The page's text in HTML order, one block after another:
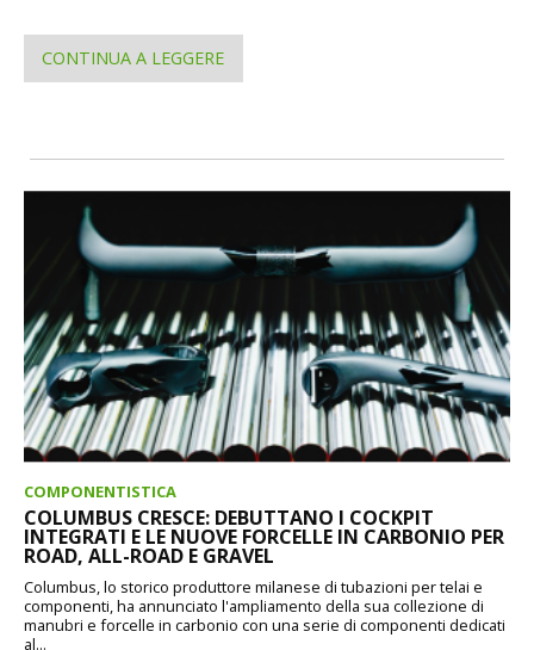
CONTINUA A LEGGERE
COMPONENTISTICA
COLUMBUS CRESCE: DEBUTTANO I COCKPIT
INTEGRATI E LE NUOVE FORCELLE IN CARBONIO PER
ROAD, ALL-ROAD E GRAVEL
Columbus, lo storico produttore milanese di tubazioni per telai e
componenti, ha annunciato l'ampliamento della sua collezione di
manubri e forcelle in carbonio con una serie di componenti dedicati
al...